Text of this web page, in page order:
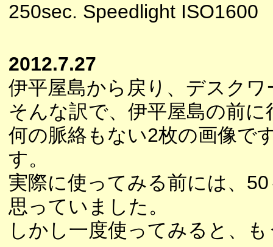
250sec. Speedlight ISO1600
2012.7.27
伊平屋島から戻り、デスク
そんな訳で、伊平屋島の前
何の脈絡もない2枚の画像で
す。
実際に使ってみる前には、
思っていました。
しかし一度使ってみると、